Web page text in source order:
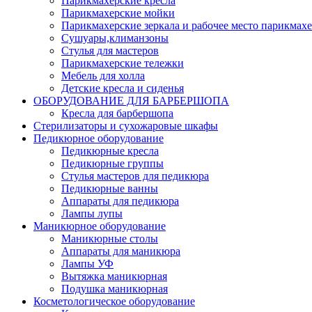
Парикмахерские мойки
Парикмахерские зеркала и рабочее место
Сушуары,климанзоны
Стулья для мастеров
Парикмахерские тележки
Мебель для холла
Детские кресла и сиденья
ОБОРУДОВАНИЕ ДЛЯ БАРБЕРШОПА
Кресла для барбершопа
Стерилизаторы и сухожаровые шкафы
Педикюрное оборудование
Педикюрные кресла
Педикюрные группы
Стулья мастеров для педикюра
Педикюрные ванны
Аппараты для педикюра
Лампы лупы
Маникюрное оборудование
Маникюрные столы
Аппараты для маникюра
Лампы УФ
Вытяжка маникюрная
Подушка маникюрная
Косметологическое оборудование